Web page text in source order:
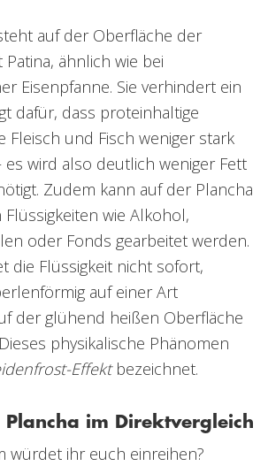
auf der Oberfläche der
Patina, ähnlich wie bei
Eisenpfanne. Sie verhindert ein
dafür, dass proteinhaltige
Fleisch und Fisch weniger stark
es wird also deutlich weniger Fett
Zudem kann auf der Plancha
wie Alkohol,
oder Fonds gearbeitet werden.
die Flüssigkeit nicht sofort,
auf einer Art
der glühend heißen Oberfläche
physikalische Phänomen
Effektbezeichnet.
im Direktvergleich
würdet ihr euch einreihen?